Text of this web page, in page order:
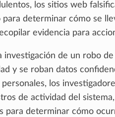
los sitios web
para determinar cómo se
evidencia para
investigación de un robo
y se roban datos
los
de actividad del
para determinar cómo